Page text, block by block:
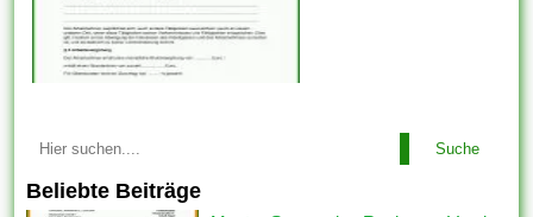
Suche
Beliebte Beiträge